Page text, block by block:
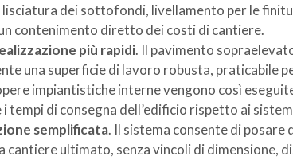
lisciatura dei sottofondi, livellamento per le
contenimento diretto dei costi di cantiere.
più rapidi. Il pavimento
una superficie di lavoro robusta, praticabile
impiantistiche interne vengono così
i tempi di consegna dell’edificio rispetto ai
semplificata. Il sistema consente di
cantiere ultimato, senza vincoli di dimensione,